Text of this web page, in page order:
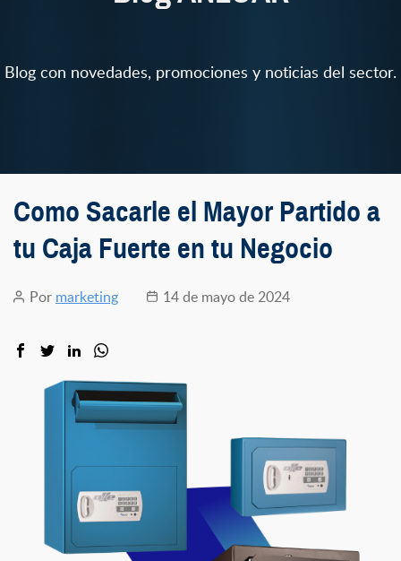
Blog con novedades, promociones y noticias del sector.
Como Sacarle el Mayor Partido a
tu Caja Fuerte en tu Negocio
Autor
la
entrada
Por marketing
Fecha14 de mayo de 2024